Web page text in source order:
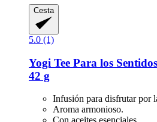
Cesta
5.0 (1)
Yogi Tee Para los
42 g
Infusión para disfrutar por
Aroma armonioso.